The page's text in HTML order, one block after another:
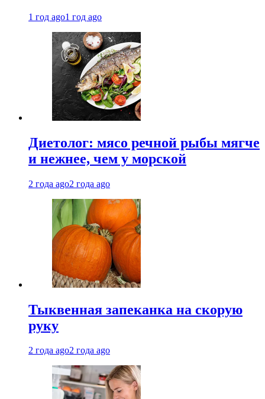
1 год ago1 год ago
Диетолог: мясо речной рыбы мягче
и нежнее, чем у морской
2 года ago2 года ago
Тыквенная запеканка на скорую
руку
2 года ago2 года ago